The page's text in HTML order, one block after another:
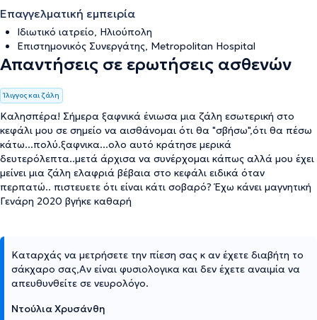
Επαγγελματική εμπειρία
Ιδιωτικό ιατρείο, Ηλιούπολη
Επιστημονικός Συνεργάτης, Metropolitan Hospital
Απαντήσεις σε ερωτήσεις ασθενών
Ίλιγγος και ζάλη
Καλησπέρα! Σήμερα ξαφνικά ένιωσα μια ζάλη εσωτερική στο
κεφάλι μου σε σημείο να αισθάνομαι ότι θα "σβήσω",ότι θα πέσω
κάτω...πολύ.ξαφνικα...ολο αυτό κράτησε μερικά
δευτερόλεπτα..μετά άρχισα να συνέρχομαι κάπως αλλά μου έχει
μείνει μια ζάλη ελαφριά βέβαια στο κεφάλι ειδικά όταν
περπατώ.. πιστευετε ότι είναι κάτι σοβαρό? Έχω κάνει μαγνητική
Γενάρη 2020 βγήκε καθαρή
Καταρχάς να μετρήσετε την πίεση σας κ αν έχετε διαβήτη το
σάκχαρο σας,Αν είναι φυσιολογικα και δεν έχετε αναιμία να
απευθυνθείτε σε νευρολόγο.
Ντούλια Χρυσάνθη